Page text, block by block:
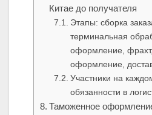
Китае до получателя
Этапы: сборка
терминальная
оформление,
оформление,
Участники на
обязанности в
Таможенное